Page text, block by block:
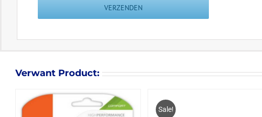
Verwant Product:
Sale!